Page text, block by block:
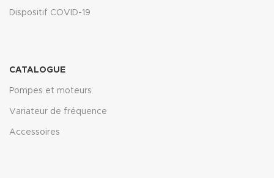
Dispositif COVID-19
CATALOGUE
Pompes et moteurs
Variateur de fréquence
Accessoires